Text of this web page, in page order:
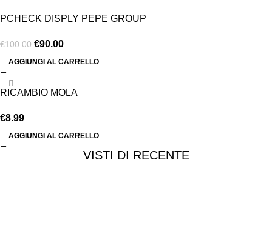
PCHECK DISPLY PEPE GROUP
€100.00 €90.00
AGGIUNGI AL CARRELLO
RICAMBIO MOLA
€8.99
AGGIUNGI AL CARRELLO
VISTI DI RECENTE